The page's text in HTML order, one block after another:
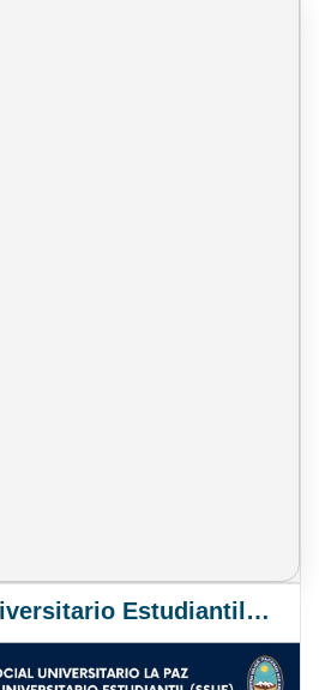
Seguro Social Universitario Estudiantil SSUE